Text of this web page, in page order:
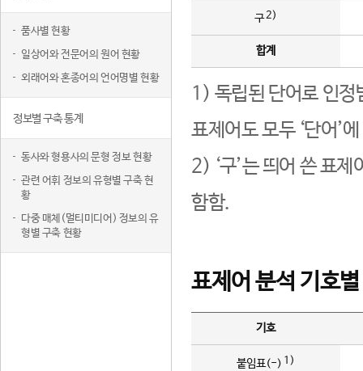
품사별 현황
일상어와 전문어의 원어 현황
외래어와 혼종어의 언어명별 현황
정보별 구축 통계
동사와 형용사의 문형 정보 현황
관련 어휘 정보의 유형별 구축 현
황
다중 매체(멀티미디어) 정보의 유
형별 구축 현황
구2)
합계
1) 독립된 단어로 인정
표제어도 모두 ‘단어’
2) ‘구’는 띄어 쓴 표
함함.
표제어 분석 기호
기호
붙임표(-) 1)